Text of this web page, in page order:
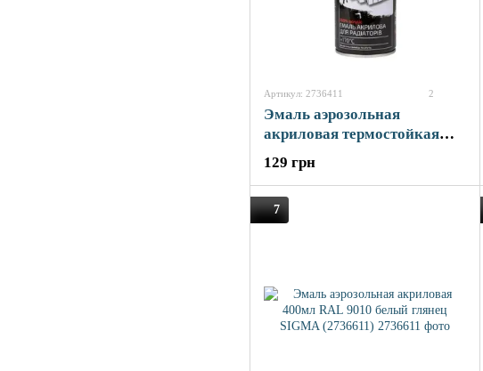
Артикул: 2736411 2
Эмаль аэрозольная
акриловая термостойкая
для радиаторов +170°C
400мл RAL 9010 белый
глянец SIGMA (2736411)
129 грн
7